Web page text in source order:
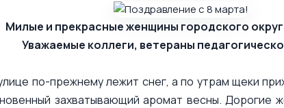
Милые и прекрасные женщины городского
Уважаемые коллеги, ветераны
по-прежнему лежит снег, а по утрам щеки
захватывающий аромат весны. Дорогие